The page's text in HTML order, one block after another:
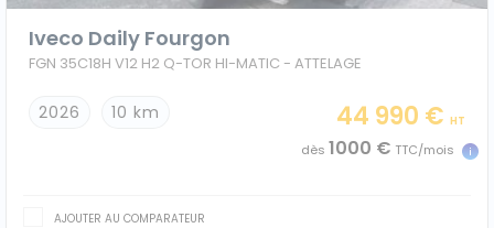
Iveco Daily Fourgon
FGN 35C18H V12 H2 Q-TOR HI-MATIC - ATTELAGE
2026 10 km 44 990 € HT
dès 1000 € TTC/mois
AJOUTER AU COMPARATEUR